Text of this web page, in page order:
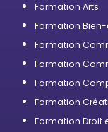
Formation Arts
Formation Bien-
Formation
Formation
Formation
Formation
Formation Droit